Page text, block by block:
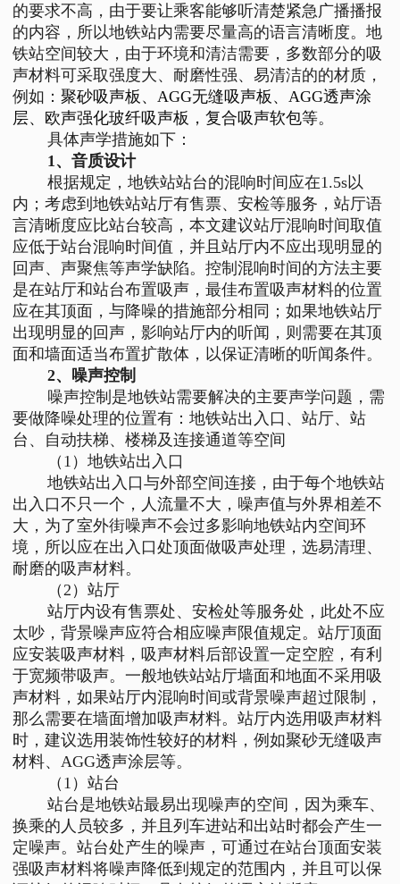
的要求不高，由于要让乘客能够听清楚紧急广播播报
的内容，所以地铁站内需要尽量高的语言清晰度。地
铁站空间较大，由于环境和清洁需要，多数部分的吸
声材料可采取强度大、耐磨性强、易清洁的的材质，
例如： 聚砂吸声板、AGG无缝吸声板、AGG透声涂
层、欧声强化玻纤吸声板，复合吸声软包等。
具体声学措施如下：
1、音质设计
根据规定，地铁站站台的混响时间应在1.5s以
内；考虑到地铁站站厅有售票、安检等服务，站厅语
言清晰度应比站台较高，本文建议站厅混响时间取值
应低于站台混响时间值，并且站厅内不应出现明显的
回声、声聚焦等声学缺陷。控制混响时间的方法主要
是在站厅和站台布置吸声，最佳布置吸声材料的位置
应在其顶面，与降噪的措施部分相同；如果地铁站厅
出现明显的回声，影响站厅内的听闻，则需要在其顶
面和墙面适当布置扩散体，以保证清晰的听闻条件。
2、噪声控制
噪声控制是地铁站需要解决的主要声学问题，需
要做降噪处理的位置有：地铁站出入口、站厅、站
台、自动扶梯、楼梯及连接通道等空间
（1）地铁站出入口
地铁站出入口与外部空间连接，由于每个地铁站
出入口不只一个，人流量不大，噪声值与外界相差不
大，为了室外街噪声不会过多影响地铁站内空间环
境，所以应在出入口处顶面做吸声处理，选易清理、
耐磨的吸声材料。
（2）站厅
站厅内设有售票处、安检处等服务处，此处不应
太吵，背景噪声应符合相应噪声限值规定。站厅顶面
应安装吸声材料，吸声材料后部设置一定空腔，有利
于宽频带吸声。一般地铁站站厅墙面和地面不采用吸
声材料，如果站厅内混响时间或背景噪声超过限制，
那么需要在墙面增加吸声材料。站厅内选用吸声材料
时，建议选用装饰性较好的材料，例如聚砂无缝吸声
材料、AGG透声涂层等。
（1）站台
站台是地铁站最易出现噪声的空间，因为乘车、
换乘的人员较多，并且列车进站和出站时都会产生一
定噪声。站台处产生的噪声，可通过在站台顶面安装
强吸声材料将噪声降低到规定的范围内，并且可以保